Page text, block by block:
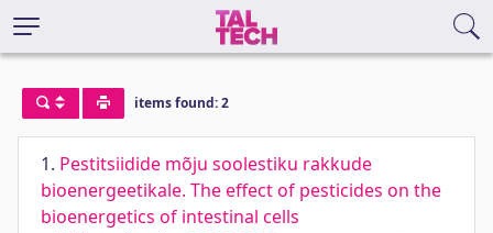
items found: 2
1. Pestitsiidide mõju soolestiku rakkude
bioenergeetikale. The effect of pesticides on the
bioenergetics of intestinal cells